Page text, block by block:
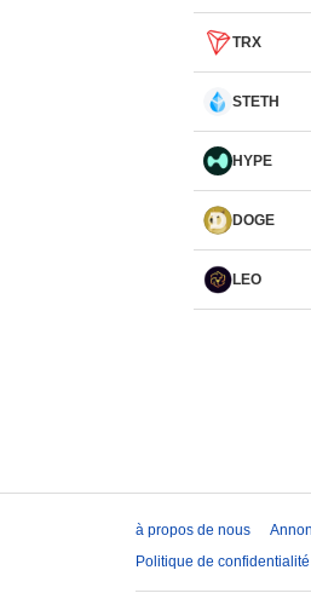
TRX
STETH
HYPE
DOGE
LEO
à propos de nous
Politique de confidentialité